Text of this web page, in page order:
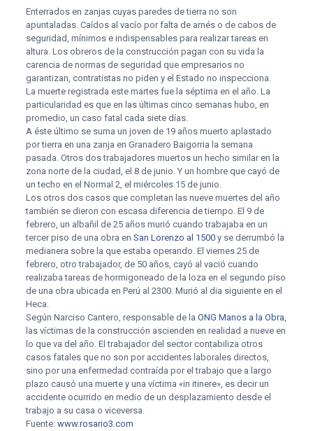
Enterrados en zanjas cuyas paredes de tierra no son
apuntaladas. Caídos al vacío por falta de arnés o de cabos de
seguridad, mínimos e indispensables para realizar tareas en
altura. Los obreros de la construcción pagan con su vida la
carencia de normas de seguridad que empresarios no
garantizan, contratistas no piden y el Estado no inspecciona.
La muerte registrada este martes fue la séptima en el año. La
particularidad es que en las últimas cinco semanas hubo, en
promedio, un caso fatal cada siete días.
A éste último se suma un joven de 19 años muerto aplastado
por tierra en una zanja en Granadero Baigorria la semana
pasada. Otros dos trabajadores muertos un hecho similar en la
zona norte de la ciudad, el 8 de junio. Y un hombre que cayó de
un techo en el Normal 2, el miércoles 15 de junio.
Los otros dos casos que completan las nueve muertes del año
también se dieron con escasa diferencia de tiempo. El 9 de
febrero, un albañil de 25 años murió cuando trabajaba en un
tercer piso de una obra en San Lorenzo al 1500y se derrumbó la
medianera sobre la que estaba operando. El viernes 25 de
febrero, otro trabajador, de 50 años, cayó al vació cuando
realizaba tareas de hormigoneado de la loza en el segundo piso
de una obra ubicada en Perú al 2300. Murió al dia siguiente en el
Heca.
Según Narciso Cantero, responsable de la ONG Manos a la Obra,
las víctimas de la construcción ascienden en realidad a nueve en
lo que va del año. El trabajador del sector contabiliza otros
casos fatales que no son por accidentes laborales directos,
sino por una enfermedad contraída por el trabajo que a largo
plazo causó una muerte y una víctima «in itinere», es decir un
accidente ocurrido en medio de un desplazamiento desde el
trabajo a su casa o viceversa.
Fuente: www.rosario3.com